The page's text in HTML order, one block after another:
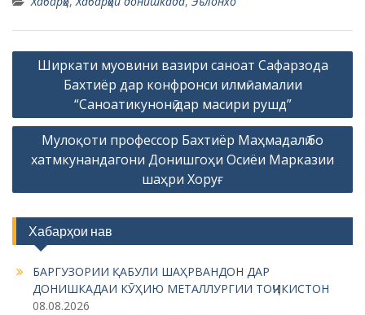
P
t
g
a
Ширкати муовини вазири саноат Сафарзода
Бахтиёр дар конфронси илмӣ- амалии
“Саноатикунонӣ дар масири рушд”​
Мулоқоти профессор Бахтиёр Маҳмадалӣ бо
хатмкунандагони Донишгоҳи Осиёи Марказии
шаҳри Хоруғ
Хабарҳои нав
БАРГУЗОРИИ ҚАБУЛИ ШАҲРВАНДОН ДАР
ДОНИШКАДАИ КӮҲИЮ МЕТАЛЛУРГИИ ТОҶИКИСТОН
08.08.2026